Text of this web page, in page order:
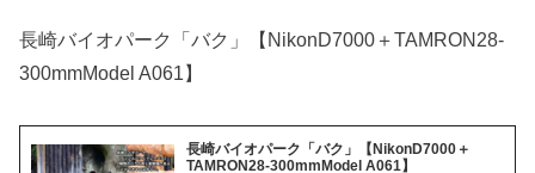
長崎バイオパーク「バク」【NikonD7000＋TAMRON28-
300mmModel A061】
長崎バイオパーク「バク」【NikonD7000＋
TAMRON28-300mmModel A061】